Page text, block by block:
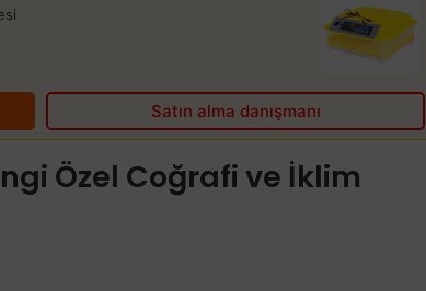
Satın alma danışmanı
Özel Coğrafi ve İklim